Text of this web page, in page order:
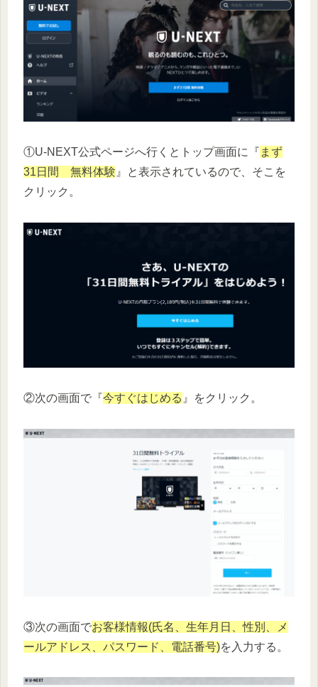
①U-NEXT公式ページへ行くとトップ画面に『 まず
31日間 無料体験 』と表示されているので、そこを
クリック。
②次の画面で『今すぐはじめる 』をクリック。
③次の画面でお客様情報(氏名、生年月日、性別、メ
ールアドレス、パスワード、電話番号)を入力する。